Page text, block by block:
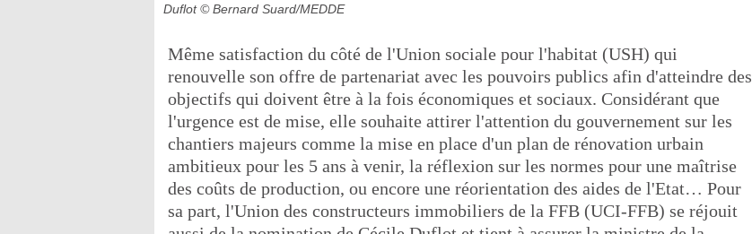
Duflot © Bernard Suard/MEDDE
Même satisfaction du côté de l'Union sociale pour l'habitat (USH) qui
renouvelle son offre de partenariat avec les pouvoirs publics afin d'atteindre des
objectifs qui doivent être à la fois économiques et sociaux. Considérant que
l'urgence est de mise, elle souhaite attirer l'attention du gouvernement sur les
chantiers majeurs comme la mise en place d'un plan de rénovation urbain
ambitieux pour les 5 ans à venir, la réflexion sur les normes pour une maîtrise
des coûts de production, ou encore une réorientation des aides de l'Etat… Pour
sa part, l'Union des constructeurs immobiliers de la FFB (UCI-FFB) se réjouit